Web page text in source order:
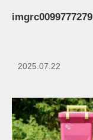
imgrc0099777279
2025.07.22